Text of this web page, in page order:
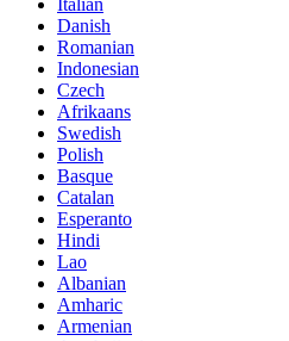
Italian
Danish
Romanian
Indonesian
Czech
Afrikaans
Swedish
Polish
Basque
Catalan
Esperanto
Hindi
Lao
Albanian
Amharic
Armenian